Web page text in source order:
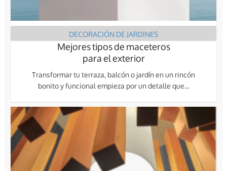
DECORACIÓN DE JARDINES
Mejores tipos de maceteros
para el exterior
Transformar tu terraza, balcón o jardín en un rincón
bonito y funcional empieza por un detalle que...